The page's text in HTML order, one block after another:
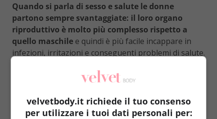
Quando si parla di sesso e salute le donne
partono sempre svantaggiate: il loro organo
riproduttivo è molto più complesso rispetto a
quello maschile e quindi è più facile incappare in
infezioni, irritazioni e conseguenti problemi di salute.
conseguenza nessuna donna rinuncerebbe mai ad
per preservare la salute. Non che questo, d’altronde,
sia necessario.È sufficiente, infatti, evitare di
velvetbody.it richiede il tuo consenso
per utilizzare i tuoi dati personali per: